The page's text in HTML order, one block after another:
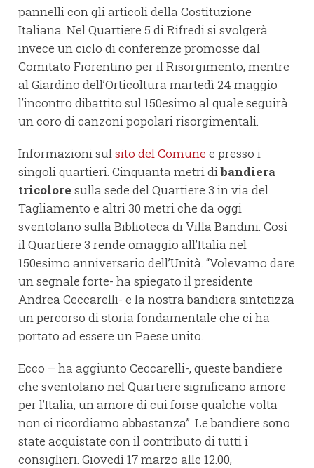
pannelli con gli articoli della Costituzione
Italiana. Nel Quartiere 5 di Rifredi si svolgerà
invece un ciclo di conferenze promosse dal
Comitato Fiorentino per il Risorgimento, mentre
al Giardino dell’Orticoltura martedì 24 maggio
l’incontro dibattito sul 150esimo al quale seguirà
un coro di canzoni popolari risorgimentali.
Informazioni sulsito del Comune e presso i
singoli quartieri. Cinquanta metri dibandiera
tricolore sulla sede del Quartiere 3 in via del
Tagliamento e altri 30 metri che da oggi
sventolano sulla Biblioteca di Villa Bandini. Così
il Quartiere 3 rende omaggio all’Italia nel
150esimo anniversario dell’Unità. “Volevamo dare
un segnale forte- ha spiegato il presidente
Andrea Ceccarelli- e la nostra bandiera sintetizza
un percorso di storia fondamentale che ci ha
portato ad essere un Paese unito.
Ecco – ha aggiunto Ceccarelli-, queste bandiere
che sventolano nel Quartiere significano amore
per l’Italia, un amore di cui forse qualche volta
non ci ricordiamo abbastanza”. Le bandiere sono
state acquistate con il contributo di tutti i
consiglieri. Giovedì 17 marzo alle 12.00,